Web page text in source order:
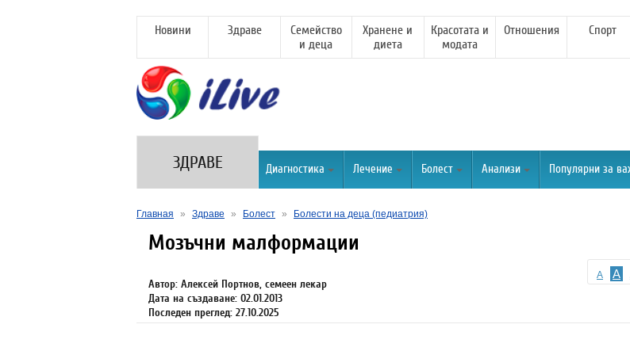
Новини Здраве
Семейство
и деца
Хранене и
диета
Красотата и
модата
Отношения Спорт
ЗДРАВЕ Диагностика Лечение Болест Анализи Популярни за
Главная » Здраве » Болест » Болести на деца (педиатрия)
A A
Мозъчни малформации
Автор: Алексей Портнов, семеен лекар
Дата на създаване: 02.01.2013
Последен преглед: 27.10.2025